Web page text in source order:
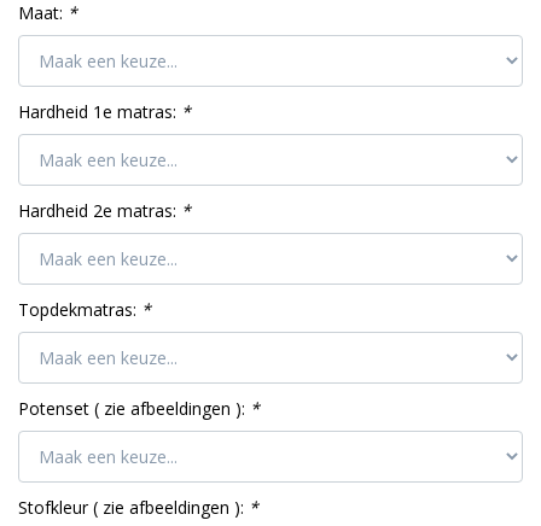
Maat: *
Hardheid 1e matras: *
Hardheid 2e matras: *
Topdekmatras: *
Potenset ( zie afbeeldingen ): *
Stofkleur ( zie afbeeldingen ): *